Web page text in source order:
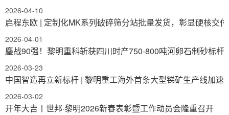
2026-04-10
启程东欧 | 定制化MK系列破碎筛分站批量发货，彰显硬核交
2026-04-01
鏖战90强！黎明重科斩获四川时产750-800吨河卵石制砂标杆
2026-03-23
中国智造再立新标杆 | 黎明重工海外首条大型锑矿生产线加速
2026-03-02
开年大吉丨世邦·黎明2026新春表彰暨工作动员会隆重召开